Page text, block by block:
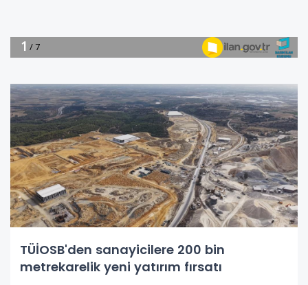
TÜİOSB'den sanayicilere 200 bin
metrekarelik yeni yatırım fırsatı